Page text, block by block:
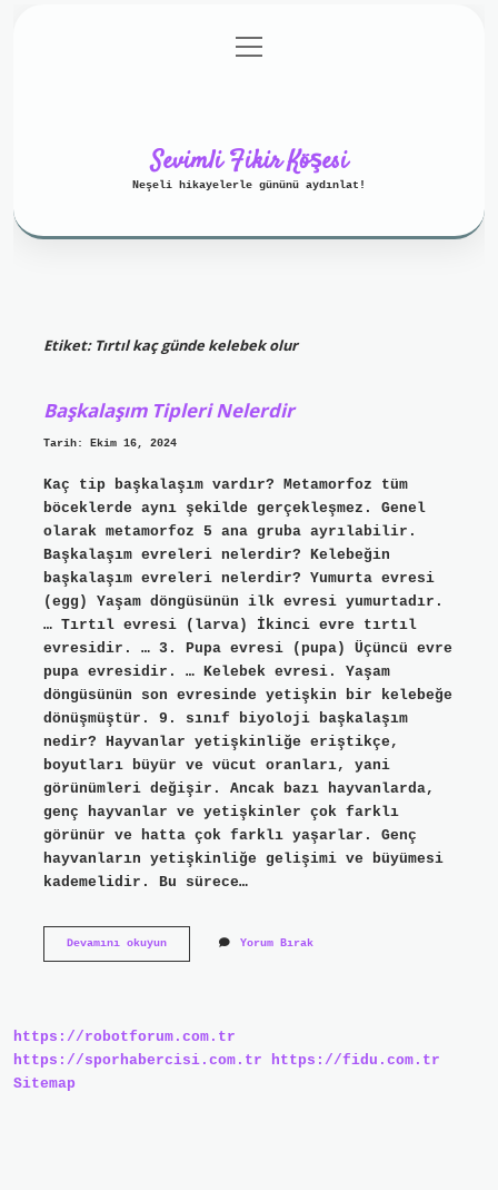
Gizlilik Politikası
menüyü
aç
Sevimli Fikir Köşesi
Neşeli hikayelerle gününü aydınlat!
Etiket: Tırtıl kaç günde kelebek olur
Başkalaşım Tipleri Nelerdir
Tarih: Ekim 16, 2024
Kaç tip başkalaşım vardır? Metamorfoz tüm
böceklerde aynı şekilde gerçekleşmez. Genel
olarak metamorfoz 5 ana gruba ayrılabilir.
Başkalaşım evreleri nelerdir? Kelebeğin
başkalaşım evreleri nelerdir? Yumurta evresi
(egg) Yaşam döngüsünün ilk evresi yumurtadır.
… Tırtıl evresi (larva) İkinci evre tırtıl
evresidir. … 3. Pupa evresi (pupa) Üçüncü evre
pupa evresidir. … Kelebek evresi. Yaşam
döngüsünün son evresinde yetişkin bir kelebeğe
dönüşmüştür. 9. sınıf biyoloji başkalaşım
nedir? Hayvanlar yetişkinliğe eriştikçe,
boyutları büyür ve vücut oranları, yani
görünümleri değişir. Ancak bazı hayvanlarda,
genç hayvanlar ve yetişkinler çok farklı
görünür ve hatta çok farklı yaşarlar. Genç
hayvanların yetişkinliğe gelişimi ve büyümesi
kademelidir. Bu sürece…
Devamını okuyunBaşkalaşım
Yorum Bırak
https://robotforum.com.tr
https://sporhabercisi.com.tr
https://fidu.com.tr
Sitemap